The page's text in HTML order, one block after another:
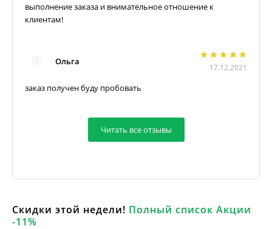
выполнение заказа и внимательное отношение к
клиентам!
Ольга
17.12.2021
заказ получен буду пробовать
Читать все отзывы
Скидки этой недели! Полный список Акции
-11%